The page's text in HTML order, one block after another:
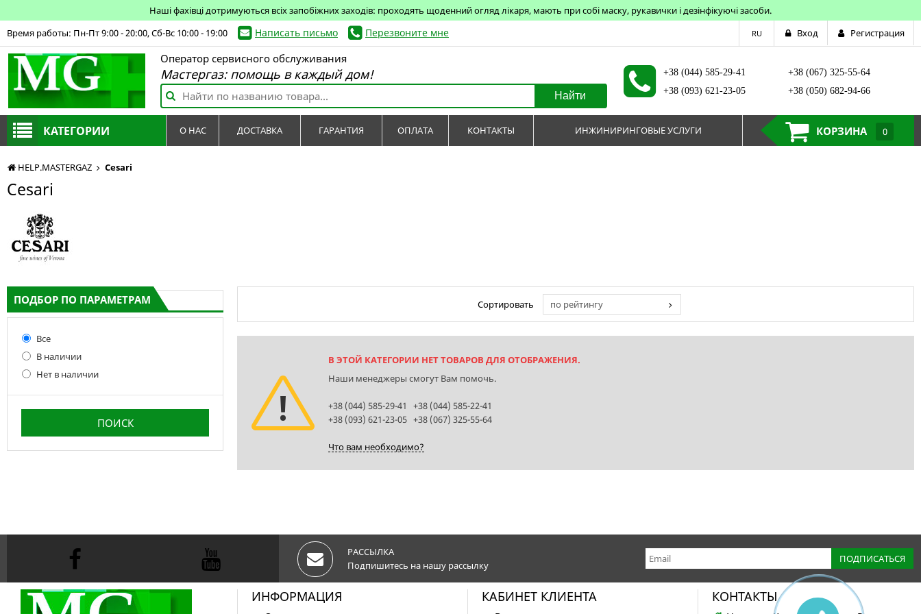
Наші фахівці дотримуються всіх запобіжних заходів: проходять щоденний огляд лікаря, мають при собі маску, рукавички і дезінфікуючі засоби.
HELP.MASTERGAZ Cesari
Cesari
ПОДБОР ПО ПАРАМЕТРАМ
Все
В наличии
Нет в наличии
Сортировать по рейтингу
В ЭТОЙ КАТЕГОРИИ НЕТ ТОВАРОВ ДЛЯ ОТОБРАЖЕНИЯ.
Наши менеджеры смогут Вам помочь.
+38 (044) 585-29-41 +38 (044) 585-22-41
+38 (093) 621-23-05 +38 (067) 325-55-64
Что вам необходимо?
Время работы: Пн-Пт 9:00 - 20:00, Сб-Вс 10:00 - 19:00 Написать письмо Перезвоните мне RU Вход Регистрация
Оператор сервисного обслуживания
Мастергаз: помощь в каждый дом!
Найти
+38 (044) 585-29-41
+38 (093) 621-23-05
+38 (067) 325-55-64
+38 (050) 682-94-66
КАТЕГОРИИ О НАС ДОСТАВКА ГАРАНТИЯ ОПЛАТА КОНТАКТЫ ИНЖИНИРИНГОВЫЕ УСЛУГИ КОРЗИНА 0
РАССЫЛКА
Подпишитесь на нашу рассылку
ИНФОРМАЦИЯ КАБИНЕТ КЛИЕНТА КОНТАКТЫ